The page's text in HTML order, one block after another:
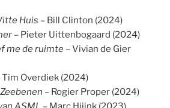
Huis – Bill Clinton (2024)
– Pieter Uittenbogaard (2024)
me de ruimte – Vivian de Gier
Tim Overdiek (2024)
– Rogier Proper (2024)